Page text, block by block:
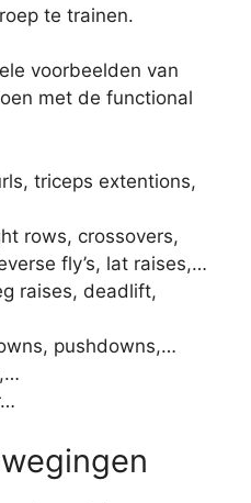
te trainen.
voorbeelden van
met de functional
triceps extentions,
rows, crossovers,
fly’s, lat raises,…
raises, deadlift,
pushdowns,…